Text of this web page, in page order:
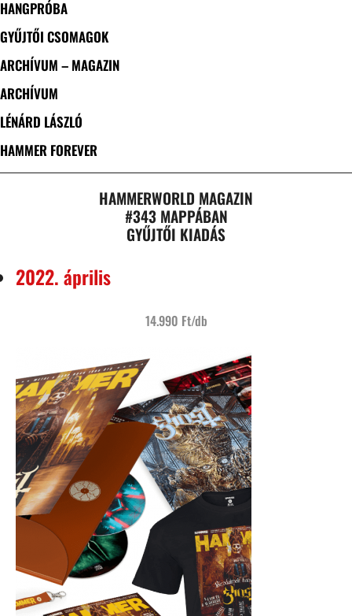
HANGPRÓBA
GYŰJTŐI CSOMAGOK
ARCHÍVUM – MAGAZIN
ARCHÍVUM
LÉNÁRD LÁSZLÓ
HAMMER FOREVER
HAMMERWORLD MAGAZIN
#343 MAPPÁBAN
GYŰJTŐI KIADÁS
2022. április
14.990 Ft/db